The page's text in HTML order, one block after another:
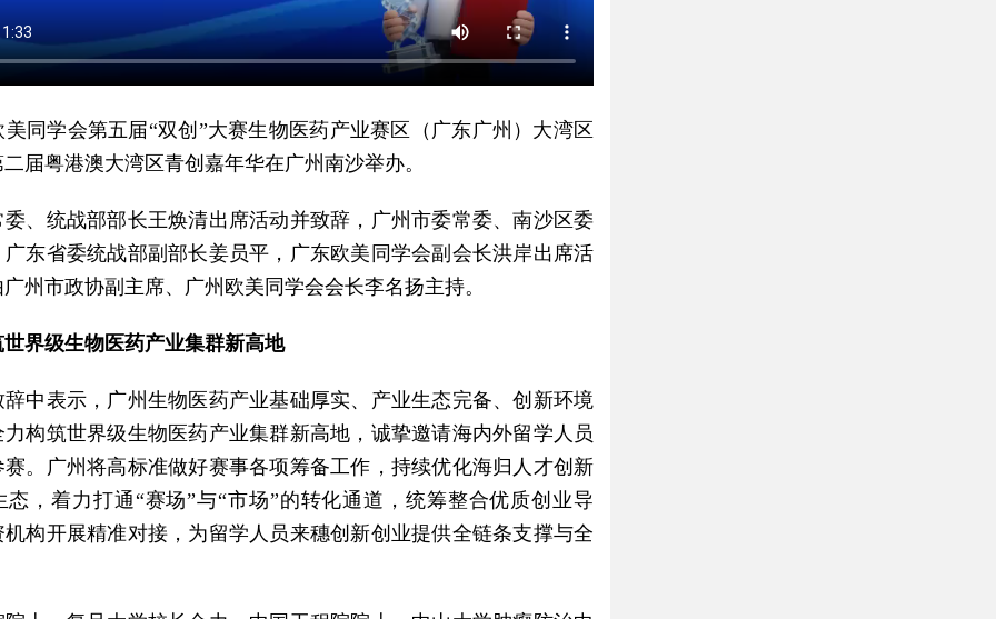
美同学会第五届“双创”大赛生物医药产业赛区（广东广州）大湾区
届粤港澳大湾区青创嘉年华在广州南沙举办。
、统战部部长王焕清出席活动并致辞，广州市委常委、南沙区委
东省委统战部副部长姜员平，广东欧美同学会副会长洪岸出席活
州市政协副主席、广州欧美同学会会长李名扬主持。
界级生物医药产业集群新高地
中表示，广州生物医药产业基础厚实、产业生态完备、创新环境
构筑世界级生物医药产业集群新高地，诚挚邀请海内外留学人员
。广州将高标准做好赛事各项筹备工作，持续优化海归人才创新
态，着力打通“赛场”与“市场”的转化通道，统筹整合优质创业导
构开展精准对接，为留学人员来穗创新创业提供全链条支撑与全